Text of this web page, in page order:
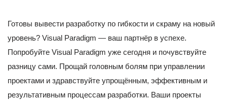
Готовы вывести разработку по гибкости и скраму на новый
уровень? Visual Paradigm — ваш партнёр в успехе.
Попробуйте Visual Paradigm уже сегодня и почувствуйте
разницу сами. Прощай головным болям при управлении
проектами и здравствуйте упрощённым, эффективным и
результативным процессам разработки. Ваши проекты